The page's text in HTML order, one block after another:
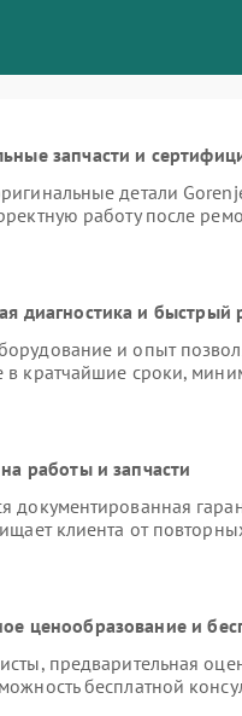
запчасти и
детали
работу после
диагностика и быстрый
и опыт
в кратчайшие сроки,
работы и запчасти
документированная
клиента от
ценообразование и
предварительная
бесплатной